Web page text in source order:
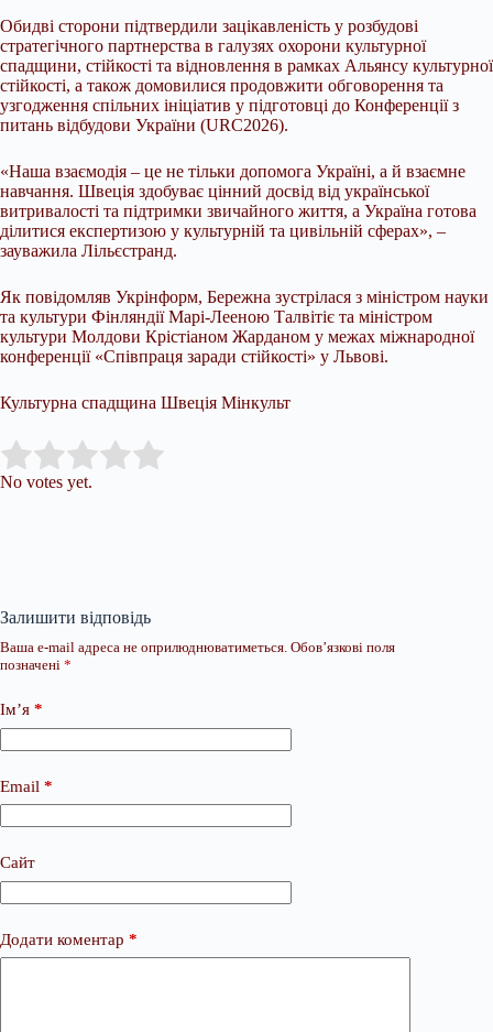
Обидві сторони підтвердили зацікавленість у розбудові
стратегічного партнерства в галузях охорони культурної
спадщини, стійкості та відновлення в рамках Альянсу культурної
стійкості, а також домовилися продовжити обговорення та
узгодження спільних ініціатив у підготовці до Конференції з
питань відбудови України (URC2026).
«Наша взаємодія – це не тільки допомога Україні, а й взаємне
навчання. Швеція здобуває цінний досвід від української
витривалості та підтримки звичайного життя, а Україна готова
ділитися експертизою у культурній та цивільній сферах», –
зауважила Лільєстранд.
Як повідомляв Укрінформ, Бережна зустрілася з міністром науки
та культури Фінляндії Марі-Лееною Талвітіє та міністром
культури Молдови Крістіаном Жарданом у межах міжнародної
конференції «Співпраця заради стійкості» у Львові.
Культурна спадщина Швеція Мінкульт
Rate this item:
No votes yet.
Залишити відповідь
Ваша e-mail адреса не оприлюднюватиметься. Обов’язкові поля
позначені *
Ім’я *
Email *
Сайт
Додати коментар *